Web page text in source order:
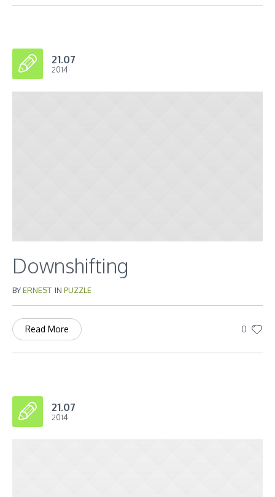
21.07
2014
Downshifting
BYERNEST IN PUZZLE
0
Read More
21.07
2014